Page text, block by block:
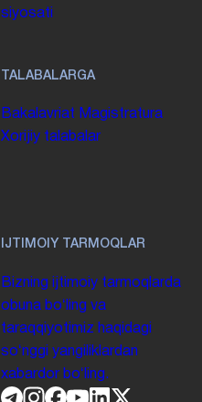
siyosati
TALABALARGA
Bakalavriat Magistratura
Xorijiy talabalar
IJTIMOIY TARMOQLAR
Bizning ijtimoiy tarmoqlarda
obuna boʻling va
taraqqiyotimiz haqidagi
soʻnggi yangiliklardan
xabardor boʻling.